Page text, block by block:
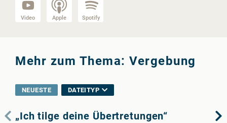
Video Apple Spotify
Mehr zum Thema: Vergebung
NEUESTE DATEITYP
„Ich tilge deine Übertretungen“